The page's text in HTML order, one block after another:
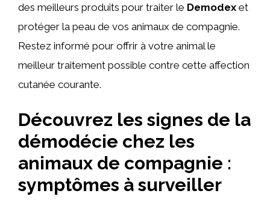
des meilleurs produits pour traiter le Demodex et
protéger la peau de vos animaux de compagnie.
Restez informé pour offrir à votre animal le
meilleur traitement possible contre cette affection
cutanée courante.
Découvrez les signes de la
démodécie chez les
animaux de compagnie :
symptômes à surveiller